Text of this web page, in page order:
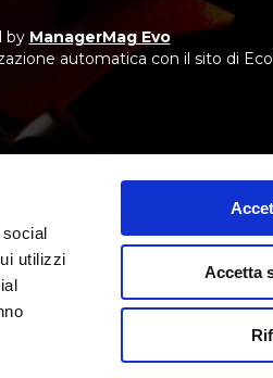
utilizzi
Accetta
by ManagerMag Evo
automatica con il sito di
IEBCC nel percorso online.
intermediario del credito, non in